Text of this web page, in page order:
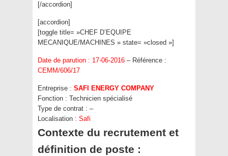
[/accordion]
[accordion]
[toggle title= »CHEF D’EQUIPE
MECANIQUE/MACHINES » state= »closed »]
Date de parution : 17-06-2016 – Référence :
CEMM/606/17
Entreprise : SAFI ENERGY COMPANY
Fonction : Technicien spécialisé
Type de contrat : –
Localisation : Safi
Contexte du recrutement et
définition de poste :